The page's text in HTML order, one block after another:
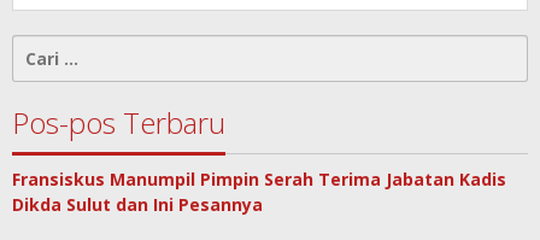
untuk:
Pos-pos Terbaru
Fransiskus Manumpil Pimpin Serah Terima Jabatan Kadis
Dikda Sulut dan Ini Pesannya